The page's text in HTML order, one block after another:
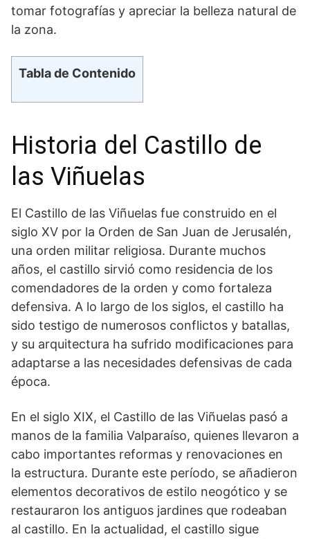
tomar fotografías y apreciar la belleza natural de
la zona.
Tabla de Contenido
Historia del Castillo de
las Viñuelas
El Castillo de las Viñuelas fue construido en el
siglo XV por la ⁤Orden de San Juan de Jerusalén,
una orden militar religiosa. Durante muchos
años, el castillo sirvió como residencia de los
comendadores de la orden y ⁤como fortaleza
‌defensiva. A lo largo de ⁢los siglos, el castillo ha
sido testigo de numerosos conflictos y batallas,
y su arquitectura ha sufrido modificaciones ‍para
adaptarse a las necesidades defensivas de cada
época.
En el siglo⁤ XIX, el ‍Castillo de las Viñuelas ⁣pasó a
manos de la familia Valparaíso, quienes ‍llevaron a
‍cabo importantes reformas y renovaciones en
la estructura.⁤ Durante este período, se añadieron
elementos decorativos de estilo neogótico y se
restauraron los antiguos jardines que rodeaban
al castillo.‍ En la actualidad,⁢ el castillo sigue⁤